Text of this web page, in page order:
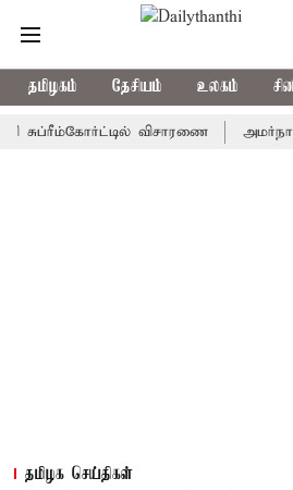
தமிழகம் தேசியம் உலகம்
விசாரணை அமர்நாத்
தமிழக செய்திகள்